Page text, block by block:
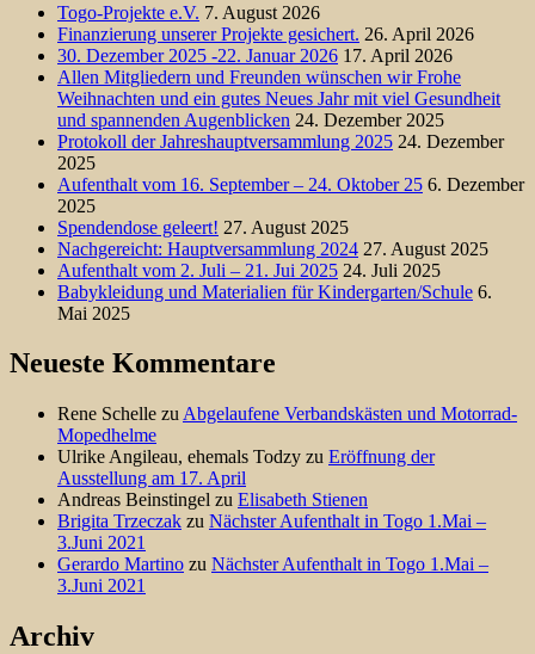
Togo-Projekte e.V. 7. August 2026
Finanzierung unserer Projekte gesichert. 26. April 2026
30. Dezember 2025 -22. Januar 2026 17. April 2026
Allen Mitgliedern und Freunden wünschen wir Frohe
Weihnachten und ein gutes Neues Jahr mit viel Gesundheit
und spannenden Augenblicken 24. Dezember 2025
Protokoll der Jahreshauptversammlung 2025 24. Dezember
2025
Aufenthalt vom 16. September – 24. Oktober 25 6. Dezember
2025
Spendendose geleert! 27. August 2025
Nachgereicht: Hauptversammlung 2024 27. August 2025
Aufenthalt vom 2. Juli – 21. Jui 2025 24. Juli 2025
Babykleidung und Materialien für Kindergarten/Schule 6.
Mai 2025
Neueste Kommentare
Rene Schelle zu Abgelaufene Verbandskästen und Motorrad-
Mopedhelme
Ulrike Angileau, ehemals Todzy zu Eröffnung der
Ausstellung am 17. April
Andreas Beinstingel zu Elisabeth Stienen
Brigita Trzeczak zu Nächster Aufenthalt in Togo 1.Mai –
3.Juni 2021
Gerardo Martino zu Nächster Aufenthalt in Togo 1.Mai –
3.Juni 2021
Archiv